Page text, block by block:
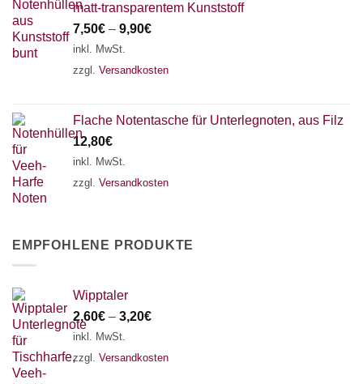
matt-transparentem Kunststoff
7,50€ – 9,90€
inkl. MwSt.
zzgl. Versandkosten
Flache Notentasche für Unterlegnoten, aus Filz
12,80€
inkl. MwSt.
zzgl. Versandkosten
EMPFOHLENE PRODUKTE
Wipptaler
2,60€ – 3,20€
inkl. MwSt.
zzgl. Versandkosten